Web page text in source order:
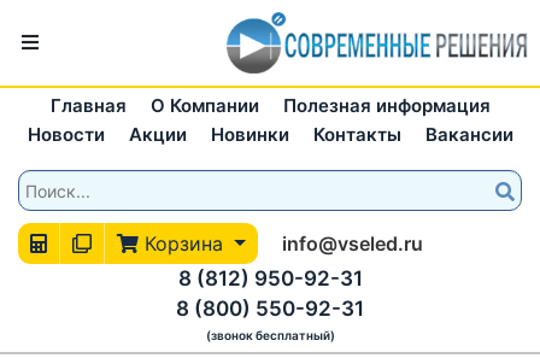
Главная О Компании
Полезная информация
Новости
Акции Новинки Контакты Вакансии
Корзина
info@vseled.ru
8 (812) 950-92-31
8 (800) 550-92-31
(звонок бесплатный)